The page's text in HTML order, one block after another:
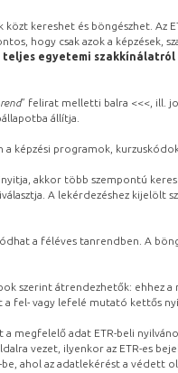
kereshet és böngészhet. Az
hogy csak azok a képzések,
teljes egyetemi szakkínálatról
” felirat melletti balra <<<, ill.
állítja.
képzési programok,
akkor több szempontú
A lekérdezéshez kijelölt
a féléves tanrendben. A
szerint átrendezhetők: ehhez
fel- vagy lefelé mutató kettős
megfelelő adat ETR-beli
vezet, ilyenkor az ETR-es
ahol az adatlekérést a védett